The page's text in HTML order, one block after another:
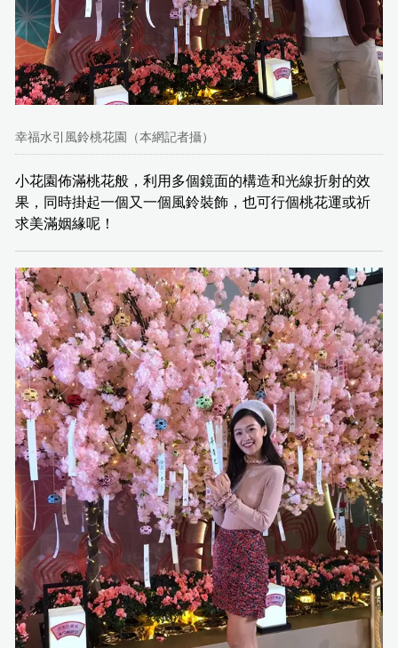
幸福水引風鈴桃花園（本網記者攝）
小花園佈滿桃花般，利用多個鏡面的構造和光線折射的效
果，同時掛起一個又一個風鈴裝飾，也可行個桃花運或祈
求美滿姻緣呢！